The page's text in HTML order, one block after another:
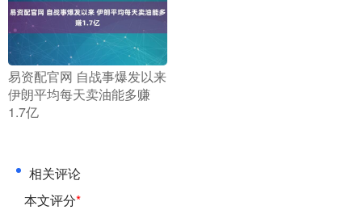
​易资配官网 自战事爆发以来
伊朗平均每天卖油能多赚
1.7亿
相关评论
本文评分*